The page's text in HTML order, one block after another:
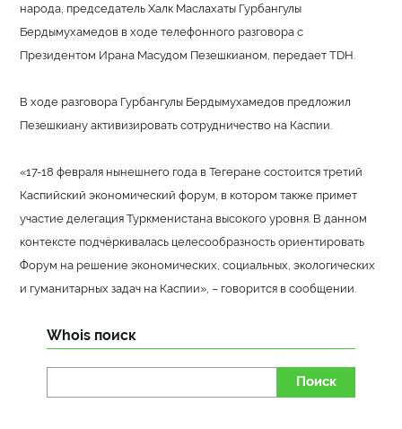
народа, председатель Халк Маслахаты Гурбангулы
Бердымухамедов в ходе телефонного разговора с
Президентом Ирана Масудом Пезешкианом, передает TDH.
В ходе разговора Гурбангулы Бердымухамедов предложил
Пезешкиану активизировать сотрудничество на Каспии.
«17-18 февраля нынешнего года в Тегеране состоится третий
Каспийский экономический форум, в котором также примет
участие делегация Туркменистана высокого уровня. В данном
контексте подчёркивалась целесообразность ориентировать
Форум на решение экономических, социальных, экологических
и гуманитарных задач на Каспии», – говорится в сообщении.
Whois поиск
Поиск